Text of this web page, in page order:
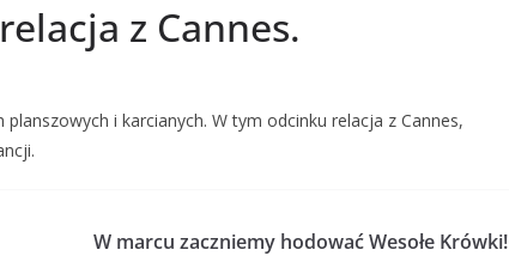
z Cannes.
planszowych i karcianych. W tym odcinku relacja z Cannes,
W marcu zaczniemy hodować Wesołe Krówki!